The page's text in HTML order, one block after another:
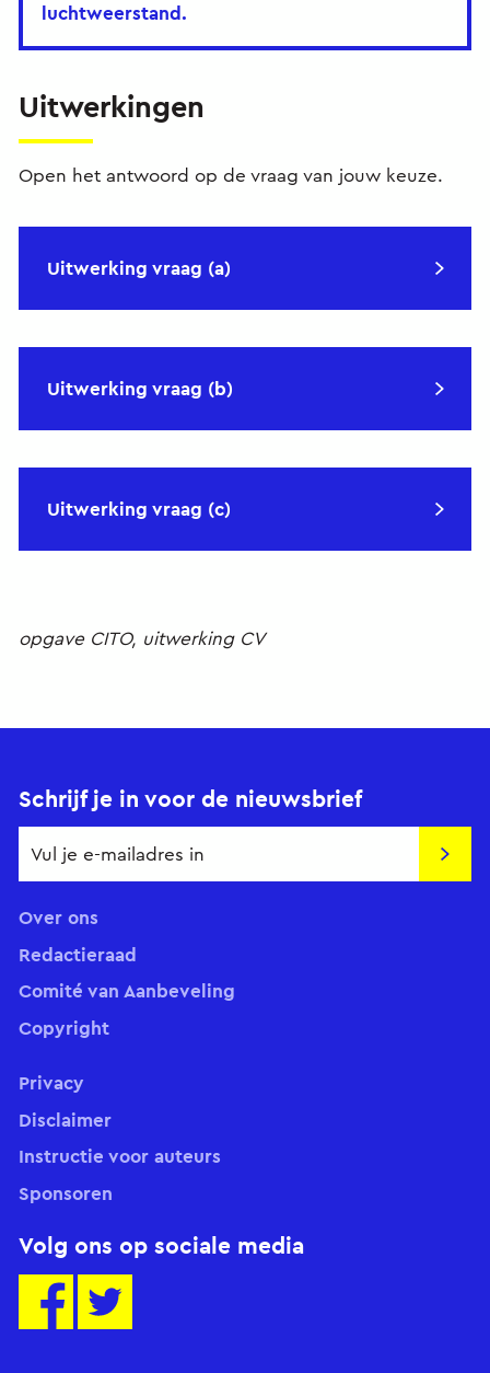
luchtweerstand.
Uitwerkingen
Open het antwoord op de vraag van jouw keuze.
Uitwerking vraag (a)
Uitwerking vraag (b)
Uitwerking vraag (c)
opgave CITO, uitwerking CV
Schrijf je in voor de nieuwsbrief
Over ons
Redactieraad
Comité van Aanbeveling
Copyright
Volg ons op sociale media
Privacy
Disclaimer
Instructie voor auteurs
Sponsoren